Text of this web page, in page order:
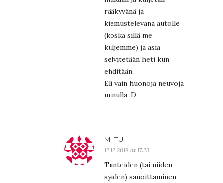
rääkyvänä ja
kiemustelevana autolle
(koska sillä me
kuljemme) ja asia
selvitetään heti kun
ehditään.
Eli vain huonoja neuvoja
minulla :D
MIITU
12.12.2018 at 17:23
Tunteiden (tai niiden
syiden) sanoittaminen